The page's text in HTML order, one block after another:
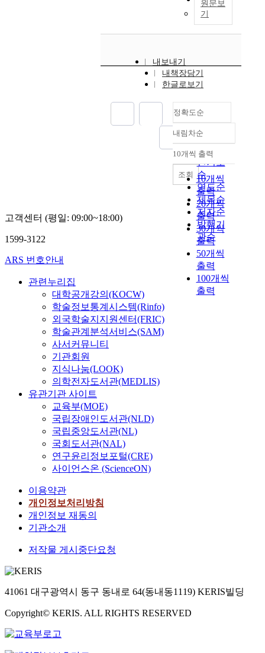
출력
원문보
기
내보내기
내책장담기
한글로보기
정확도순
정확도
순
인기도
순
연도순
제목순
저자순
발행기
관순
내림차순
내림차순
10개씩 출력
10개씩
출력
20개씩
출력
30개씩
출력
50개씩
출력
100개씩
출력
조회
고객센터 (평일: 09:00~18:00)
1599-3122
ARS 번호안내
관련누리집
대학공개강의(KOCW)
학술정보통계시스템(Rinfo)
외국학술지지원센터(FRIC)
학술관계분석서비스(SAM)
사서커뮤니티
기관회원
지식나눔(LOOK)
의학전자도서관(MEDLIS)
유관기관 사이트
교육부(MOE)
국립장애인도서관(NLD)
국립중앙도서관(NL)
국회도서관(NAL)
연구윤리정보포털(CRE)
사이언스온 (ScienceON)
이용약관
개인정보처리방침
개인정보 재동의
기관소개
저작물 게시중단요청
41061 대구광역시 동구 동내로 64(동내동1119) KERIS빌딩
Copyright© KERIS. ALL RIGHTS RESERVED